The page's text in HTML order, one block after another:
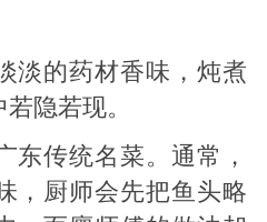
淡的药材香味，炖煮
隐若现。
东传统名菜。通常，
，厨师会先把鱼头略